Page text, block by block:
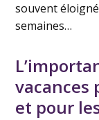
souvent
semaines…
vacances
et pour